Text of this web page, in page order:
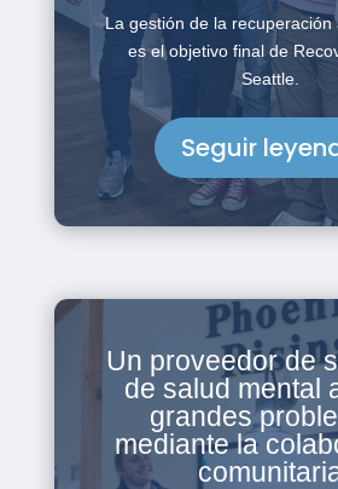
La gestión de la recuperación
es el objetivo final de
Seattle.
Seguir
Un proveedor de
de salud mental
grandes
mediante la